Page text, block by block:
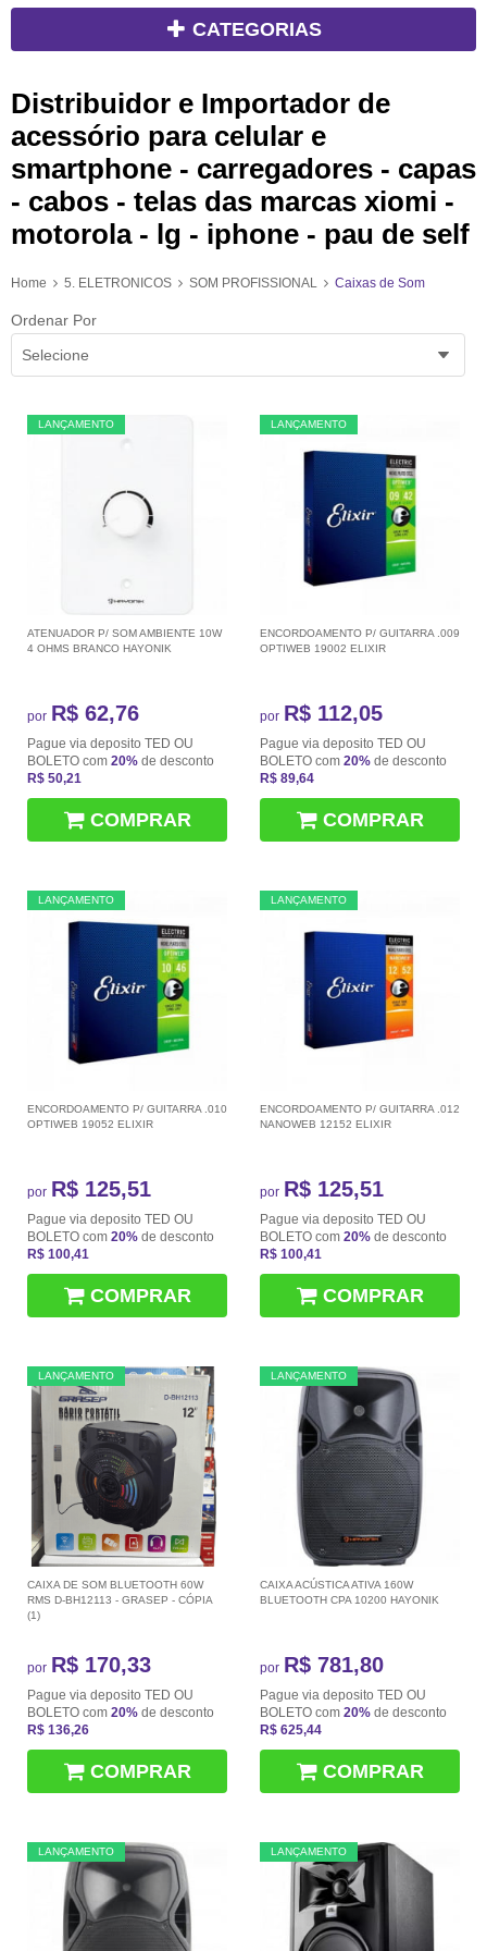
CATEGORIAS
Distribuidor e Importador de
acessório para celular e
smartphone - carregadores - capas
- cabos - telas das marcas xiomi -
motorola - lg - iphone - pau de self
Home 5. ELETRONICOS SOM PROFISSIONAL Caixas de Som
Ordenar Por
Selecione
LANÇAMENTO
ATENUADOR P/ SOM AMBIENTE 10W
4 OHMS BRANCO HAYONIK
por R$ 62,76
Pague via deposito TED OU
BOLETO com 20% de desconto
R$ 50,21
COMPRAR
LANÇAMENTO
ENCORDOAMENTO P/ GUITARRA .009
OPTIWEB 19002 ELIXIR
por R$ 112,05
Pague via deposito TED OU
BOLETO com 20% de desconto
R$ 89,64
COMPRAR
LANÇAMENTO
ENCORDOAMENTO P/ GUITARRA .010
OPTIWEB 19052 ELIXIR
por R$ 125,51
Pague via deposito TED OU
BOLETO com 20% de desconto
R$ 100,41
COMPRAR
LANÇAMENTO
ENCORDOAMENTO P/ GUITARRA .012
NANOWEB 12152 ELIXIR
por R$ 125,51
Pague via deposito TED OU
BOLETO com 20% de desconto
R$ 100,41
COMPRAR
LANÇAMENTO
CAIXA DE SOM BLUETOOTH 60W
RMS D-BH12113 - GRASEP - CÓPIA
(1)
por R$ 170,33
Pague via deposito TED OU
BOLETO com 20% de desconto
R$ 136,26
COMPRAR
LANÇAMENTO
CAIXA ACÚSTICA ATIVA 160W
BLUETOOTH CPA 10200 HAYONIK
por R$ 781,80
Pague via deposito TED OU
BOLETO com 20% de desconto
R$ 625,44
COMPRAR
LANÇAMENTO LANÇAMENTO